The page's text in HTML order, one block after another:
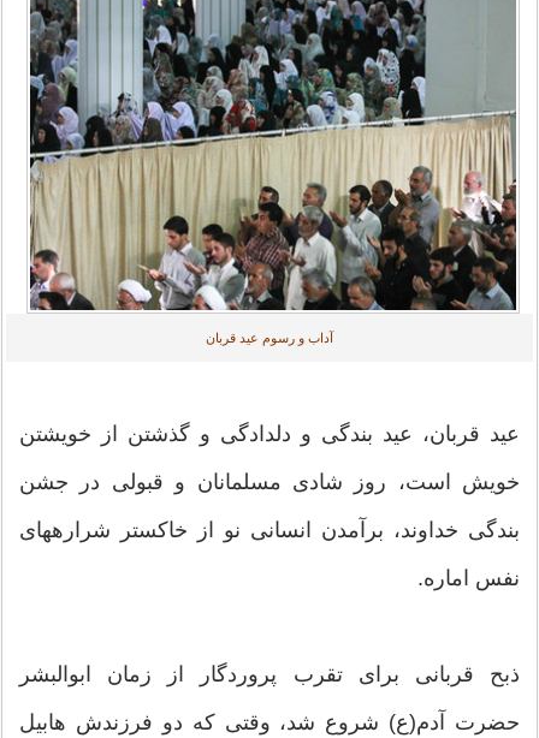
آداب و رسوم عید قربان
عید قربان، عید بندگی و دلدادگی‏ و گذشتن از خویشتن
خویش‏ است، روز شادی مسلمانان و قبولی در جشن
بندگی خداوند، برآمدن انسانی نو از خاکستر شراره‎های
نفس اماره.
ذبح قربانی برای تقرب پروردگار از زمان ابوالبشر
حضرت آدم(ع) شروع شد، وقتی که دو فرزندش هابیل